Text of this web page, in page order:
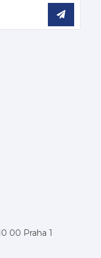
00 Praha 1